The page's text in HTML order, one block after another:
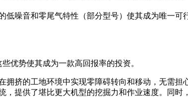
低噪音和零尾气特性（部分型号）使其成为唯一
优势使其成为一款高回报率的投资。
挤的工地环境中实现零障碍转向和移动，无需担
提供了堪比更大机型的挖掘力和作业速度。同时